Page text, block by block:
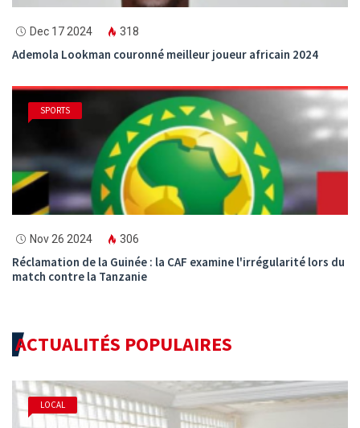
Dec 17 2024 318
Ademola Lookman couronné meilleur joueur africain 2024
SPORTS
Nov 26 2024 306
Réclamation de la Guinée : la CAF examine l'irrégularité lors du
match contre la Tanzanie
ACTUALITÉS POPULAIRES
LOCAL